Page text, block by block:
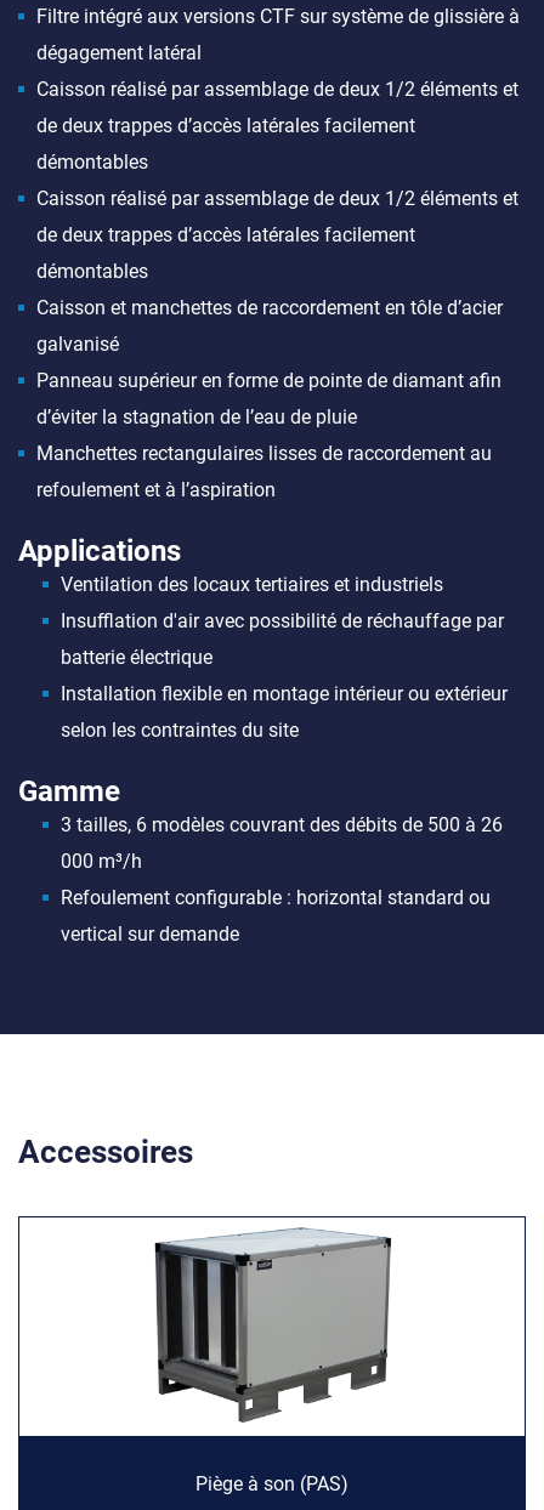
Filtre intégré aux versions CTF sur système de glissière à
dégagement latéral
Caisson réalisé par assemblage de deux 1/2 éléments et
de deux trappes d’accès latérales facilement
démontables
Caisson réalisé par assemblage de deux 1/2 éléments et
de deux trappes d’accès latérales facilement
démontables
Caisson et manchettes de raccordement en tôle d’acier
galvanisé
Panneau supérieur en forme de pointe de diamant afin
d’éviter la stagnation de l’eau de pluie
Manchettes rectangulaires lisses de raccordement au
refoulement et à l’aspiration
Applications
Ventilation des locaux tertiaires et industriels
Insufflation d'air avec possibilité de réchauffage par
batterie électrique
Installation flexible en montage intérieur ou extérieur
selon les contraintes du site
Gamme
3 tailles, 6 modèles couvrant des débits de 500 à 26
000 m³/h
Refoulement configurable : horizontal standard ou
vertical sur demande
Accessoires
Piège à son (PAS)